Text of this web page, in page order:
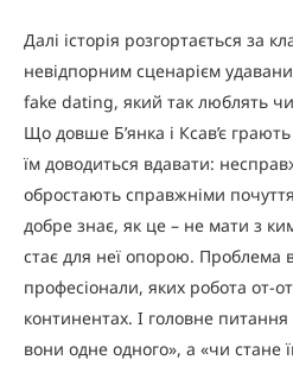
Далі історія розгортається за
невідпорним сценарієм
fake dating, який так люблять
Що довше Б’янка і Ксав’є
їм доводиться вдавати:
обростають справжніми
добре знає, як це – не мати з
стає для неї опорою. Проблема
професіонали, яких робота от-
континентах. І головне
вони одне одного», а «чи стане